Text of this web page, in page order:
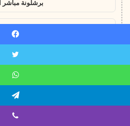
برشلونة مباشر
يلا لايف
yalla live
koora live
فيسبوك
تويتر
واتساب
تيلقرام